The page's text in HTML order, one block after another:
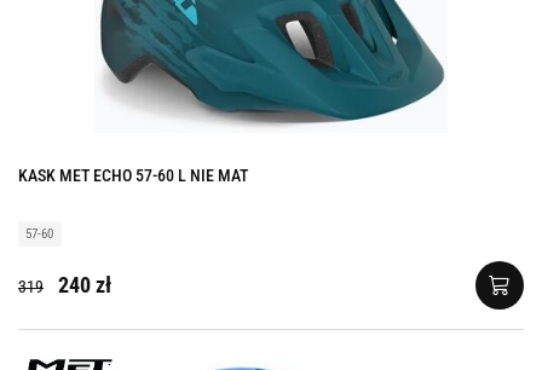
KASK MET ECHO 57-60 L NIE MAT
57-60
319 240 zł